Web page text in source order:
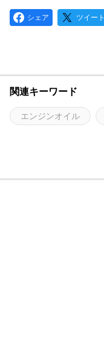
シェア ツイート
関連キーワード
エンジンオイル